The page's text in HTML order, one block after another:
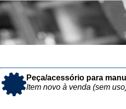
Peça/acessório para
Item novo à venda (sem